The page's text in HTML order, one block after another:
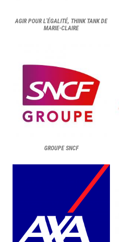
AGIR POUR L'ÉGALITÉ, THINK TANK DE
MARIE-CLAIRE
GROUPE SNCF